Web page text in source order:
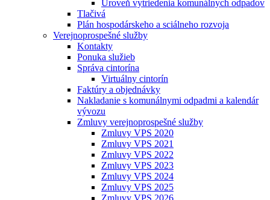
Úroveň vytriedenia komunálnych odpadov
Tlačivá
Plán hospodárskeho a sciálneho rozvoja
Verejnoprospešné služby
Kontakty
Ponuka služieb
Správa cintorína
Virtuálny cintorín
Faktúry a objednávky
Nakladanie s komunálnymi odpadmi a kalendár
vývozu
Zmluvy verejnoprospešné služby
Zmluvy VPS 2020
Zmluvy VPS 2021
Zmluvy VPS 2022
Zmluvy VPS 2023
Zmluvy VPS 2024
Zmluvy VPS 2025
Zmluvy VPS 2026